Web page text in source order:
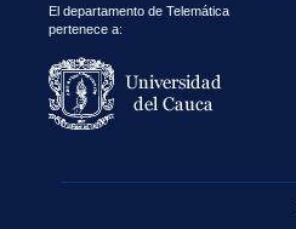
El departamento de Telemática
pertenece a: